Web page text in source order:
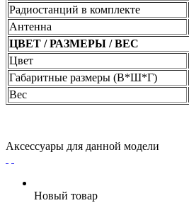
Радиостанций в комплекте
Антенна
ЦВЕТ / РАЗМЕРЫ / ВЕС
Цвет
Габаритные размеры (В*Ш*Г)
Вес
Аксессуары для данной модели
Новый товар